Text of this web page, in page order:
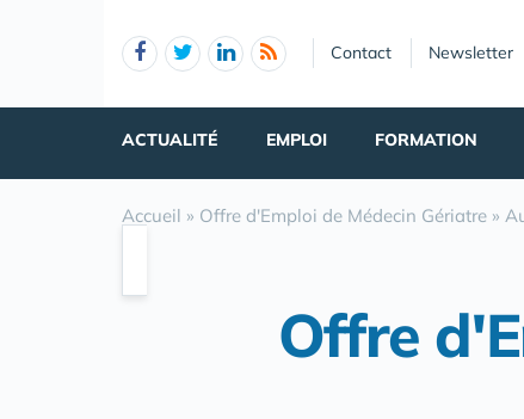
Contact Newsletter
ACTUALITÉ EMPLOI FORMATION
Accueil » Offre d'Emploi de Médecin Gériatre »
Offre